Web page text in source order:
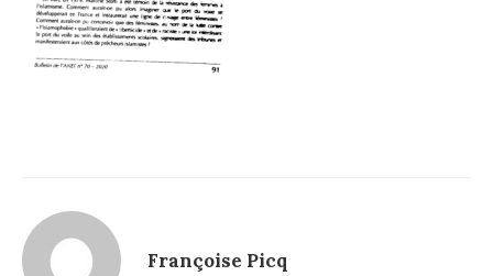
Françoise Picq